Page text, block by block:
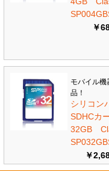
￥
モバイル機
品！
シリコン
SDHCカ
32GB
￥